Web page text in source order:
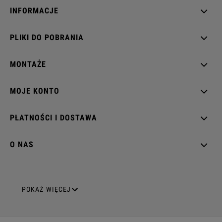
INFORMACJE
PLIKI DO POBRANIA
MONTAŻE
MOJE KONTO
PŁATNOŚCI I DOSTAWA
O NAS
GNIAZDA ELEKTRYCZNE
POKAŻ WIĘCEJ